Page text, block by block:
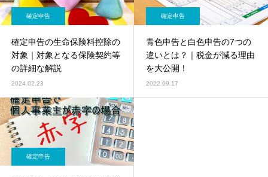
確定申告
確定申告の生命保険料控除の
対象｜対象となる保険契約等
の詳細な解説
2024.02.23
確定申告
青色申告と白色申告の7つの
違いとは？｜税金が減る理由
を大公開！
2022.09.17
確定申告